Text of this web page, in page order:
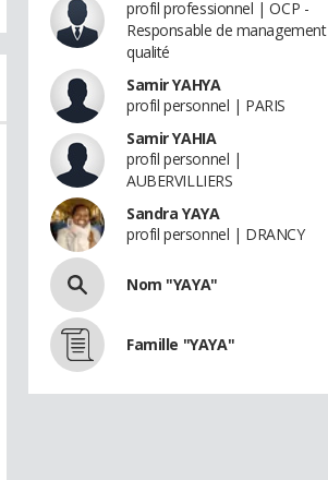
profil professionnel | OCP -
Responsable de management
qualité
Samir YAHYA
profil personnel | PARIS
Samir YAHIA
profil personnel |
AUBERVILLIERS
Sandra YAYA
profil personnel | DRANCY
Nom "YAYA"
Famille "YAYA"